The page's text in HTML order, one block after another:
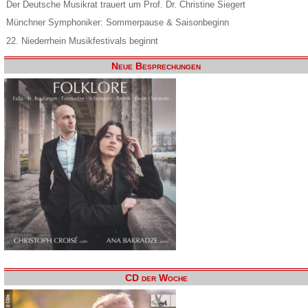
Der Deutsche Musikrat trauert um Prof. Dr. Christine Siegert
Münchner Symphoniker: Sommerpause & Saisonbeginn
22. Niederrhein Musikfestivals beginnt
Neue Besprechungen
CD der Woche